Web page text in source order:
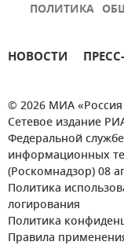
ПОЛИТИКА
НОВОСТИ
© 2026 МИА «Россия
Сетевое издание
Федеральной
информационных
(Роскомнадзор) 08
Политика
логирования
Политика
Правила